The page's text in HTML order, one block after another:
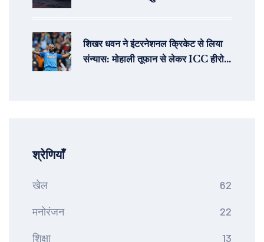
शिखर धवन ने इंटरनेशनल क्रिकेट से लिया
संन्यास: मोहाली तूफान से लेकर ICC हीरो
श्रेणियाँ
खेल 62
मनोरंजन 22
शिक्षा 13